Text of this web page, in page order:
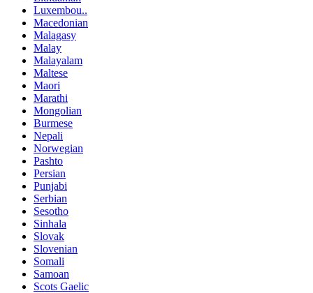
Luxembou..
Macedonian
Malagasy
Malay
Malayalam
Maltese
Maori
Marathi
Mongolian
Burmese
Nepali
Norwegian
Pashto
Persian
Punjabi
Serbian
Sesotho
Sinhala
Slovak
Slovenian
Somali
Samoan
Scots Gaelic